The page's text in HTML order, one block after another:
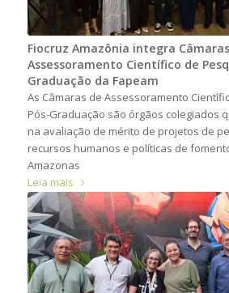
Fiocruz Amazônia integra
Assessoramento Científico de
Graduação da Fapeam
As Câmaras de Assessoramento
Pós-Graduação são órgãos colegiados
na avaliação de mérito de projetos de
recursos humanos e políticas de
Amazonas
Leia mais